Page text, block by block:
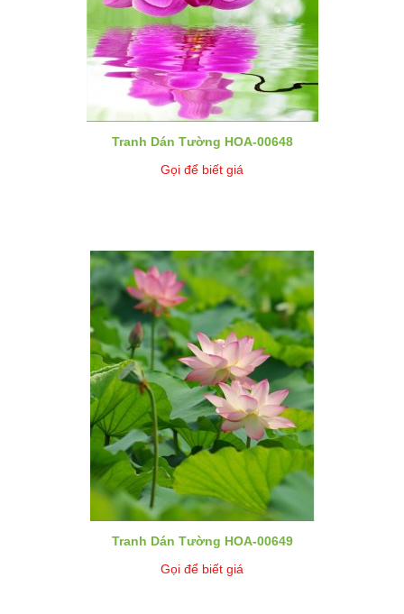
Tranh Dán Tường HOA-00648
Gọi để biết giá
Tranh Dán Tường HOA-00649
Gọi để biết giá